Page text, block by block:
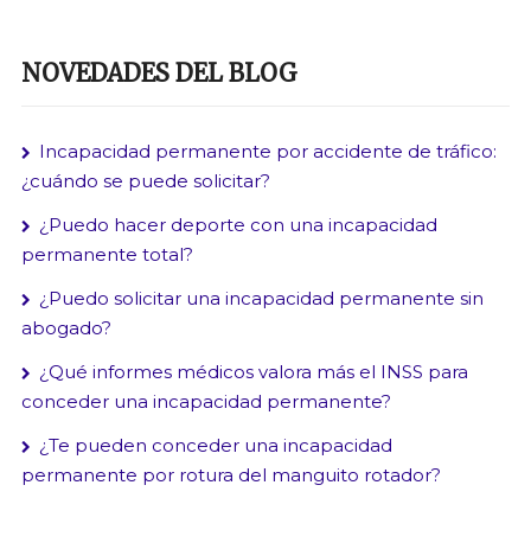
NOVEDADES DEL BLOG
Incapacidad permanente por accidente de tráfico:
¿cuándo se puede solicitar?
¿Puedo hacer deporte con una incapacidad
permanente total?
¿Puedo solicitar una incapacidad permanente sin
abogado?
¿Qué informes médicos valora más el INSS para
conceder una incapacidad permanente?
¿Te pueden conceder una incapacidad
permanente por rotura del manguito rotador?